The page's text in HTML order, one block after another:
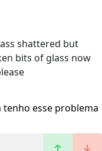
shattered but
bits of glass now
tenho esse problema